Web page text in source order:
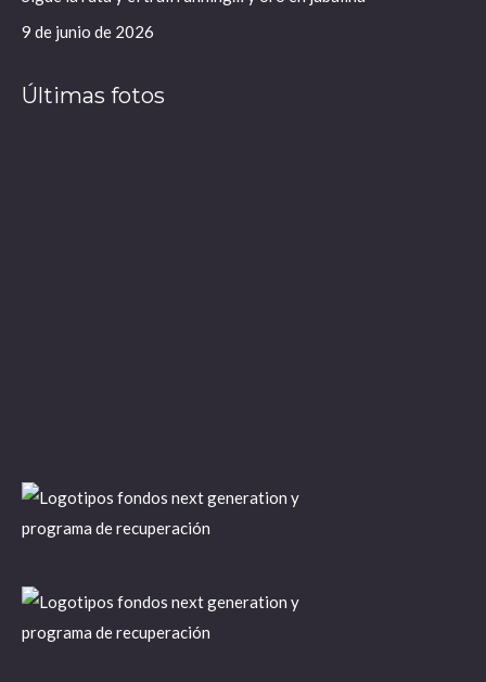
9 de junio de 2026
Últimas fotos